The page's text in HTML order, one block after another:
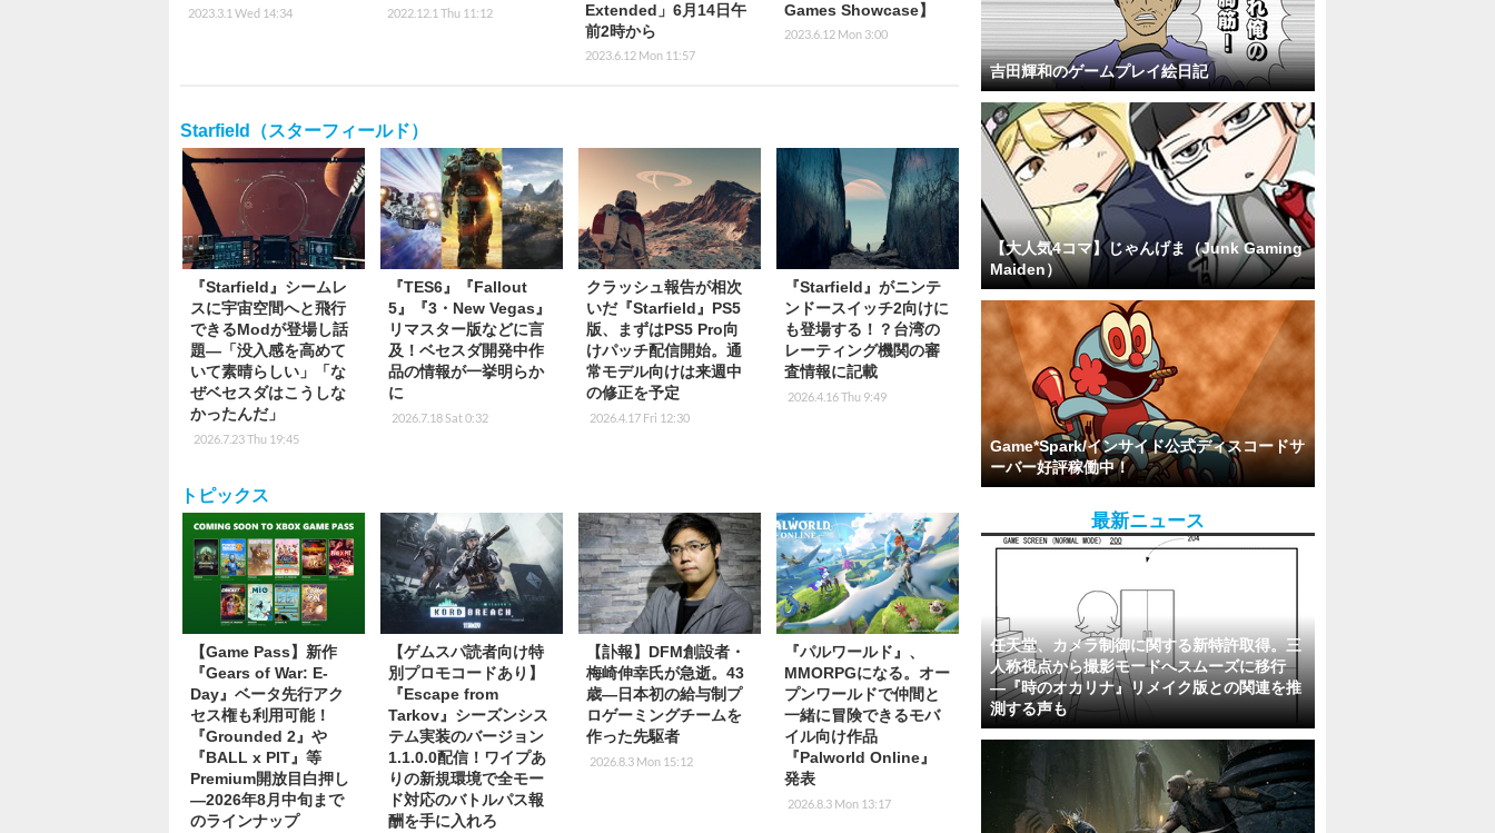
2023.3.1 Wed 14:34 2022.12.1 Thu 11:12
Extended」6月14日午
前2時から
2023.6.12 Mon 11:57
Games Showcase】
2023.6.12 Mon 3:00
Starfield（スターフィールド）
『Starfield』シームレ
スに宇宙空間へと飛行
できるModが登場し話
題―「没入感を高めて
いて素晴らしい」「な
ぜベセスダはこうしな
かったんだ」
2026.7.23 Thu 19:45
『TES6』『Fallout
5』『3・New Vegas』
リマスター版などに言
及！ベセスダ開発中作
品の情報が一挙明らか
に
2026.7.18 Sat 0:32
クラッシュ報告が相次
いだ『Starfield』PS5
版、まずはPS5 Pro向
けパッチ配信開始。通
常モデル向けは来週中
の修正を予定
2026.4.17 Fri 12:30
『Starfield』がニンテ
ンドースイッチ2向けに
も登場する！？台湾の
レーティング機関の審
査情報に記載
2026.4.16 Thu 9:49
トピックス
【Game Pass】新作
『Gears of War: E-
Day』ベータ先行アク
セス権も利用可能！
『Grounded 2』や
『BALL x PIT』等
Premium開放目白押し
―2026年8月中旬まで
のラインナップ
【ゲムスパ読者向け特
別プロモコードあり】
『Escape from
Tarkov』シーズンシス
テム実装のバージョン
1.1.0.0配信！ワイプあ
りの新規環境で全モー
ド対応のバトルパス報
酬を手に入れろ
【訃報】DFM創設者・
梅崎伸幸氏が急逝。43
歳―日本初の給与制プ
ロゲーミングチームを
作った先駆者
2026.8.3 Mon 15:12
『パルワールド』、
MMORPGになる。オー
プンワールドで仲間と
一緒に冒険できるモバ
イル向け作品
『Palworld Online』
発表
2026.8.3 Mon 13:17
吉田輝和のゲームプレイ絵日記
【大人気4コマ】じゃんげま（Junk Gaming
Maiden）
Game*Spark/インサイド公式ディスコードサ
ーバー好評稼働中！
最新ニュース
任天堂、カメラ制御に関する新特許取得。三
人称視点から撮影モードへスムーズに移行
―『時のオカリナ』リメイク版との関連を推
測する声も